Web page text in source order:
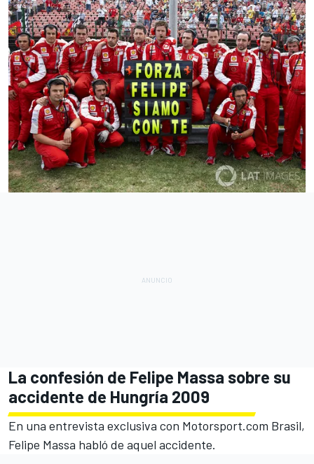
La confesión de Felipe Massa sobre su
accidente de Hungría 2009
En una entrevista exclusiva con Motorsport.com Brasil,
Felipe Massa habló de aquel accidente.